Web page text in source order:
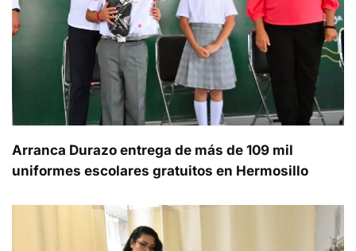
Arranca Durazo entrega de más de 109 mil
uniformes escolares gratuitos en Hermosillo